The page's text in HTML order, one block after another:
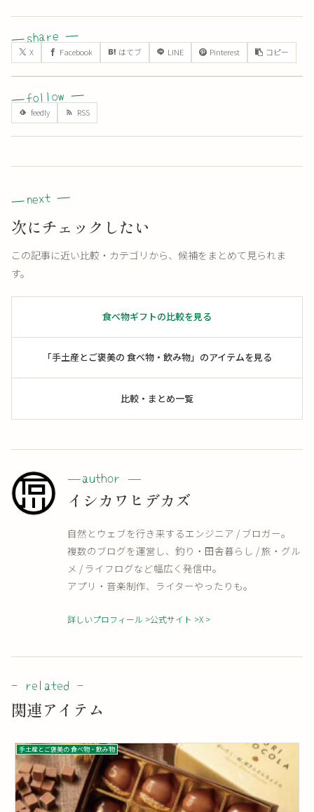
X Facebook はてブ LINE Pinterest コピー
次にチェックしたい
この記事に近い比較・カテゴリから、候補をまとめて見られま
す。
食べ物ギフトの比較を見る
「手土産とご褒美の 食べ物・飲み物」のアイテムを見る
比較・まとめ一覧
イシカワヒデカズ
自然とウェブを行き来するエンジニア / ブロガー。
複数のブログを運営し、釣り・田舎暮らし / 旅・グル
メ / ライフログなど幅広く発信中。
アプリ・音楽制作、ライターやったりも。
詳しいプロフィール 公式サイト X
関連アイテム
手土産とご褒美の 食べ物・飲み物